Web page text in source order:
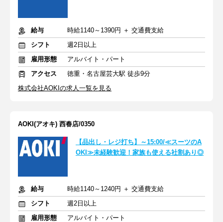
給与
時給1140～1390円 ＋ 交通費支給
シフト
週2日以上
雇用形態
アルバイト・パート
アクセス
徳重・名古屋芸大駅 徒歩9分
株式会社AOKIの求人一覧を見る
AOKI(アオキ) 西春店/0350
【品出し・レジ打ち】～15:00/≪スーツのA
OKI≫未経験歓迎！家族も使える社割あり◎
給与
時給1140～1240円 ＋ 交通費支給
シフト
週2日以上
雇用形態
アルバイト・パート